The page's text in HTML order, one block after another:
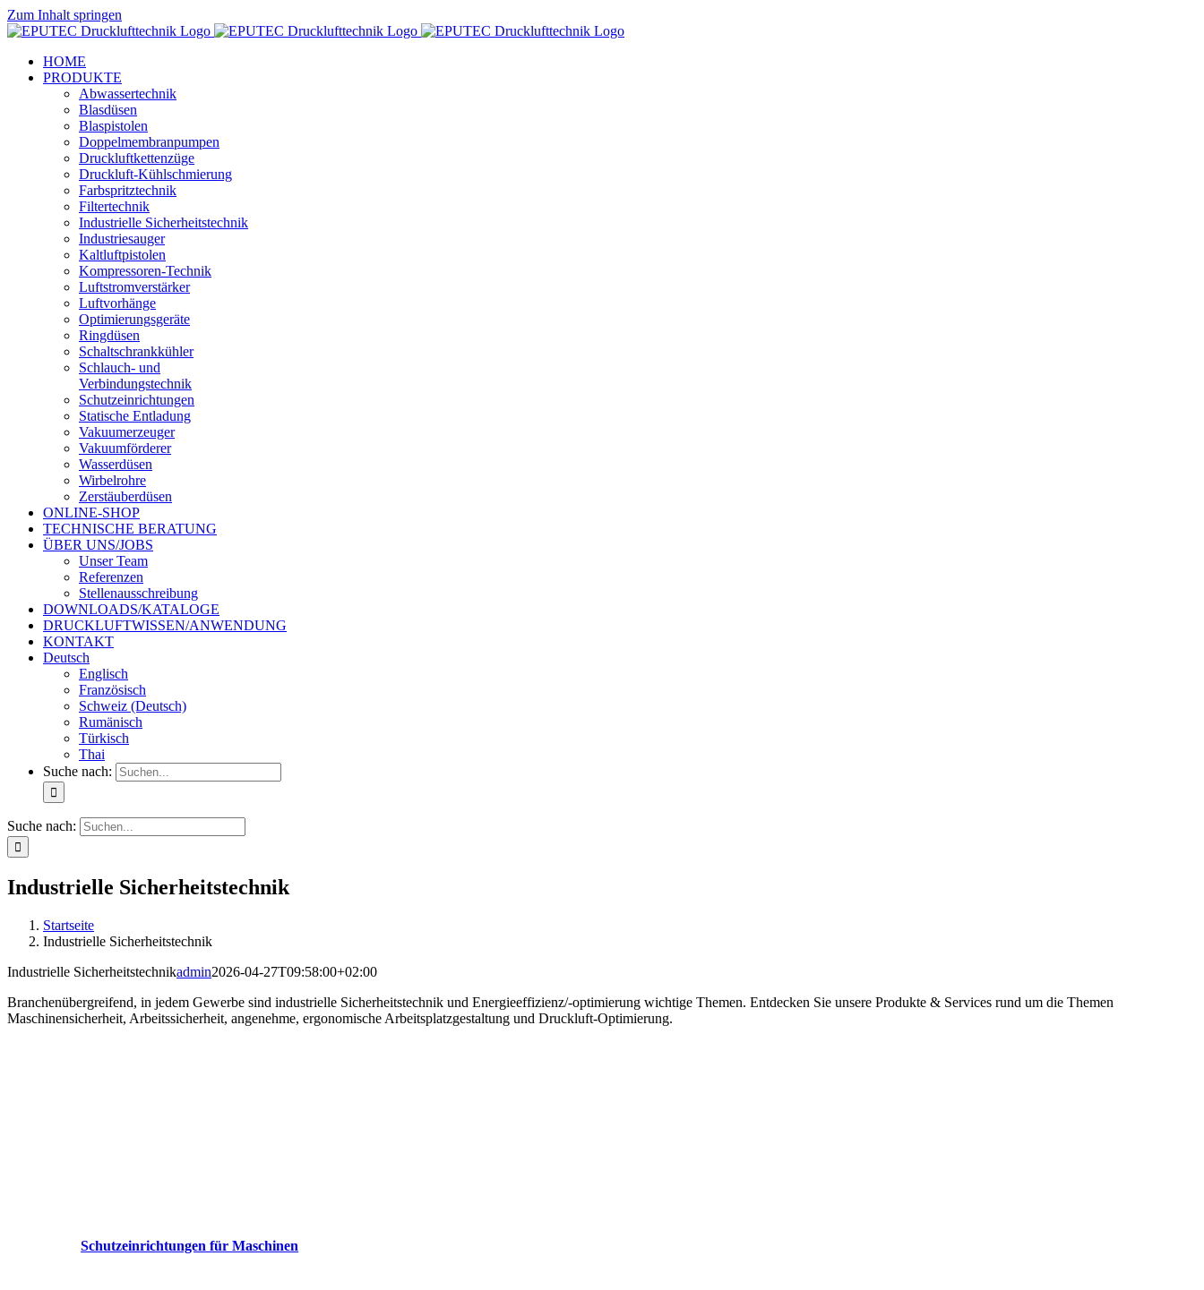
Zum Inhalt springen
HOME
PRODUKTE
Abwassertechnik
Blasdüsen
Blaspistolen
Doppelmembranpumpen
Druckluftkettenzüge
Druckluft-Kühlschmierung
Farbspritztechnik
Filtertechnik
Industrielle Sicherheitstechnik
Industriesauger
Kaltluftpistolen
Kompressoren-Technik
Luftstromverstärker
Luftvorhänge
Optimierungsgeräte
Ringdüsen
Schaltschrankkühler
Schlauch- und
Verbindungstechnik
Schutzeinrichtungen
Statische Entladung
Vakuumerzeuger
Vakuumförderer
Wasserdüsen
Wirbelrohre
Zerstäuberdüsen
ONLINE-SHOP
TECHNISCHE BERATUNG
ÜBER UNS/JOBS
Unser Team
Referenzen
Stellenausschreibung
DOWNLOADS/KATALOGE
DRUCKLUFTWISSEN/ANWENDUNG
KONTAKT
Deutsch
Englisch
Französisch
Schweiz (Deutsch)
Rumänisch
Türkisch
Thai
Suche nach:
Suche nach:
Industrielle Sicherheitstechnik
Startseite
Industrielle Sicherheitstechnik
Industrielle Sicherheitstechnikadmin2026-04-27T09:58:00+02:00
Branchenübergreifend, in jedem Gewerbe sind industrielle Sicherheitstechnik und Energieeffizienz/-optimierung wichtige Themen. Entdecken Sie unsere Produkte & Services rund um die Themen
Maschinensicherheit, Arbeitssicherheit, angenehme, ergonomische Arbeitsplatzgestaltung und Druckluft-Optimierung.
Schutzeinrichtungen für Maschinen